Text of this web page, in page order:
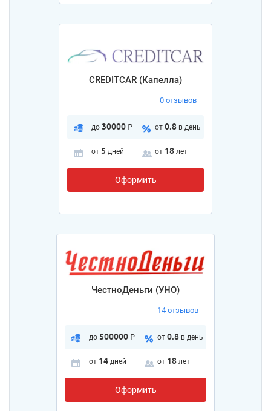
CREDITCAR (Капелла)
0 отзывов
до 30000 ₽ от 0.8 в день
от 5 дней от 18 лет
Оформить
ЧестноДеньги (УНО)
14 отзывов
до 500000 ₽ от 0.8 в день
от 14 дней от 18 лет
Оформить